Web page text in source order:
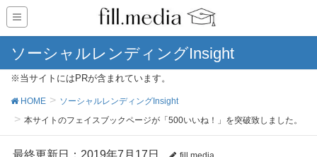
ソーシャルレンディングInsight
※当サイトにはPRが含まれています。
HOME
ソーシャルレンディングInsight
本サイトのフェイスブックページが「500いいね！」を突破致しました。
最終更新日：2019年7月17日